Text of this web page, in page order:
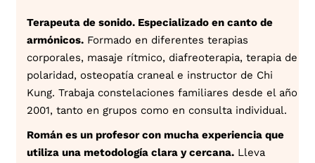
Terapeuta de sonido. Especializado en canto de
armónicos.Formado en diferentes terapias
corporales, masaje rítmico, diafreoterapia, terapia de
polaridad, osteopatía craneal e instructor de Chi
Kung. Trabaja constelaciones familiares desde el año
2001, tanto en grupos como en consulta individual.
Román es un profesor con mucha experiencia que
utiliza una metodología clara y cercana.Lleva